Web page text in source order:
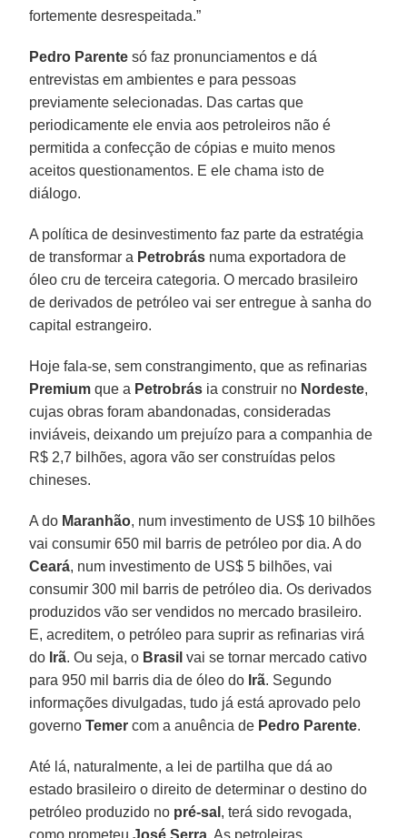
fortemente desrespeitada.”
Pedro Parente só faz pronunciamentos e dá
entrevistas em ambientes e para pessoas
previamente selecionadas. Das cartas que
periodicamente ele envia aos petroleiros não é
permitida a confecção de cópias e muito menos
aceitos questionamentos. E ele chama isto de
diálogo.
A política de desinvestimento faz parte da estratégia
de transformar a Petrobrás numa exportadora de
óleo cru de terceira categoria. O mercado brasileiro
de derivados de petróleo vai ser entregue à sanha do
capital estrangeiro.
Hoje fala-se, sem constrangimento, que as refinarias
Premium que a Petrobrás ia construir no Nordeste,
cujas obras foram abandonadas, consideradas
inviáveis, deixando um prejuízo para a companhia de
R$ 2,7 bilhões, agora vão ser construídas pelos
chineses.
A do Maranhão, num investimento de US$ 10 bilhões
vai consumir 650 mil barris de petróleo por dia. A do
Ceará, num investimento de US$ 5 bilhões, vai
consumir 300 mil barris de petróleo dia. Os derivados
produzidos vão ser vendidos no mercado brasileiro.
E, acreditem, o petróleo para suprir as refinarias virá
do Irã. Ou seja, o Brasil vai se tornar mercado cativo
para 950 mil barris dia de óleo do Irã. Segundo
informações divulgadas, tudo já está aprovado pelo
governoTemer com a anuência de Pedro Parente.
Até lá, naturalmente, a lei de partilha que dá ao
estado brasileiro o direito de determinar o destino do
petróleo produzido no pré-sal , terá sido revogada,
como prometeuJosé Serra. As petroleiras